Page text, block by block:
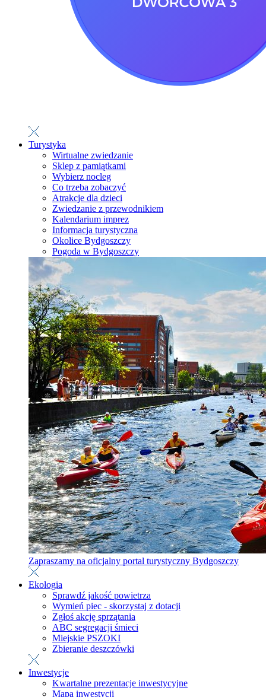
Turystyka
Wirtualne zwiedzanie
Sklep z pamiątkami
Wybierz nocleg
Co trzeba zobaczyć
Atrakcje dla dzieci
Zwiedzanie z przewodnikiem
Kalendarium imprez
Informacja turystyczna
Okolice Bydgoszczy
Pogoda w Bydgoszczy
Zapraszamy na oficjalny portal turystyczny Bydgoszczy
Ekologia
Sprawdź jakość powietrza
Wymień piec - skorzystaj z dotacji
Zgłoś akcję sprzątania
ABC segregacji śmieci
Miejskie PSZOKI
Zbieranie deszczówki
Inwestycje
Kwartalne prezentacje inwestycyjne
Mapa inwestycji